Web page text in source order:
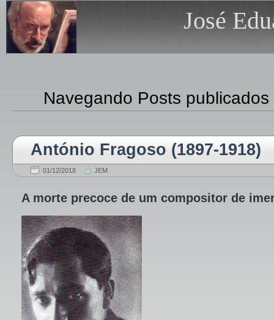
José
Navegando Posts
António Fragoso (1897-1918)
01/12/2018 JEM
A morte precoce de um compositor de